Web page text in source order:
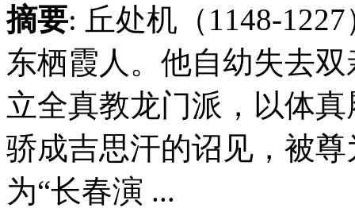
摘要: 丘处机（1148-
东栖霞人。他自幼失去
立全真教龙门派，以体
骄成吉思汗的诏见，被
为“长春演 ...